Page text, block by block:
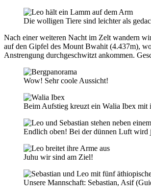
Die wolligen Tiere sind leichter als
Nach einer weiteren Nacht im Zelt wandern
auf den Gipfel des Mount Bwahit (4.437m),
Anstrengung durchgeschwitzt ankommen.
Wow! Sehr coole Aussicht!
Beim Aufstieg kreuzt ein Walia Ibex mit
Endlich oben! Bei der dünnen Luft wird
Juhu wir sind am Ziel!
Unsere Mannschaft: Sebastian, Asif